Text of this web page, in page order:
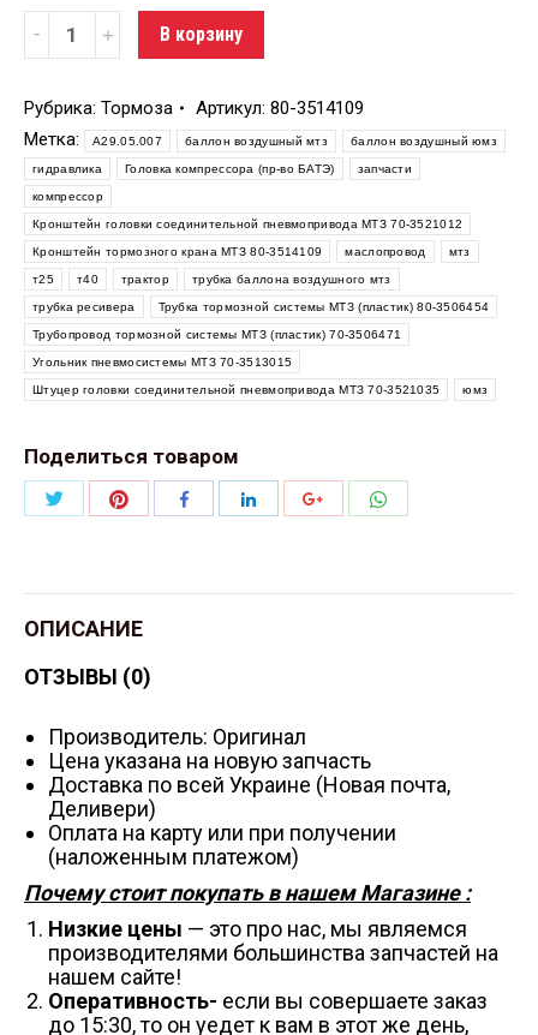
Количество В корзину
Рубрика: Тормоза Артикул: 80-3514109
Метка:
А29.05.007 баллон воздушный мтз баллон воздушный юмз
гидравлика Головка компрессора (пр-во БАТЭ) запчасти
компрессор
Кронштейн головки соединительной пневмопривода МТЗ 70-3521012
Кронштейн тормозного крана МТЗ 80-3514109 маслопровод мтз
т25 т40 трактор трубка баллона воздушного мтз
трубка ресивера Трубка тормозной системы МТЗ (пластик) 80-3506454
Трубопровод тормозной системы МТЗ (пластик) 70-3506471
Угольник пневмосистемы МТЗ 70-3513015
Штуцер головки соединительной пневмопривода МТЗ 70-3521035 юмз
Поделиться товаром
ПоделитьсяПоделитьсяПоделитьсяПоделитьсяПоделиться
ОПИСАНИЕ
ОТЗЫВЫ (0)
Производитель: Оригинал
Цена указана на новую запчасть
Доставка по всей Украине (Новая почта,
Деливери)
Оплата на карту или при получении
(наложенным платежом)
Почему стоит покупать в нашем Магазине :
Низкие цены — это про нас, мы являемся
производителями большинства запчастей на
нашем сайте!
Оперативность- если вы совершаете заказ
до 15:30, то он уедет к вам в этот же день,